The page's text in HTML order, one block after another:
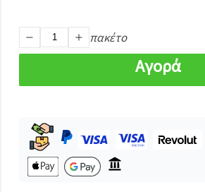
σας στις
ρυθμίσεις
επιλέγοντας
τύπο
κουμπί
Αποθήκευση.
Αποδέχομαι
πακέτο
Αγορά